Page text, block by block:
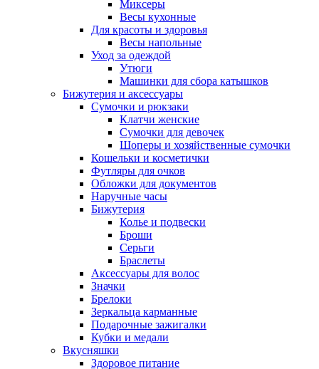
Миксеры
Весы кухонные
Для красоты и здоровья
Весы напольные
Уход за одеждой
Утюги
Машинки для сбора катышков
Бижутерия и аксессуары
Сумочки и рюкзаки
Клатчи женские
Сумочки для девочек
Шоперы и хозяйственные сумочки
Кошельки и косметички
Футляры для очков
Обложки для документов
Наручные часы
Бижутерия
Колье и подвески
Броши
Серьги
Браслеты
Аксессуары для волос
Значки
Брелоки
Зеркальца карманные
Подарочные зажигалки
Кубки и медали
Вкусняшки
Здоровое питание